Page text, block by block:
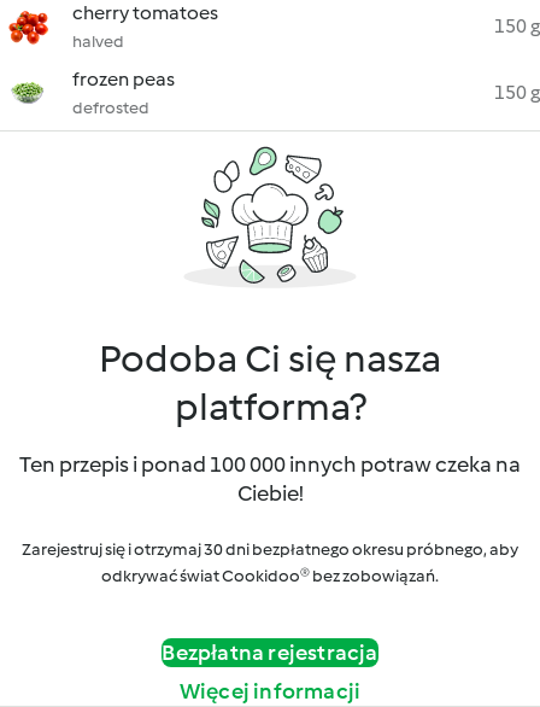
cherry tomatoes
halved
150 g
frozen peas
defrosted
150 g
Podoba Ci się nasza
platforma?
Ten przepis i ponad 100 000 innych potraw czeka na
Ciebie!
Zarejestruj się i otrzymaj 30 dni bezpłatnego okresu próbnego, aby
odkrywać świat Cookidoo® bez zobowiązań.
Bezpłatna rejestracja
Więcej informacji